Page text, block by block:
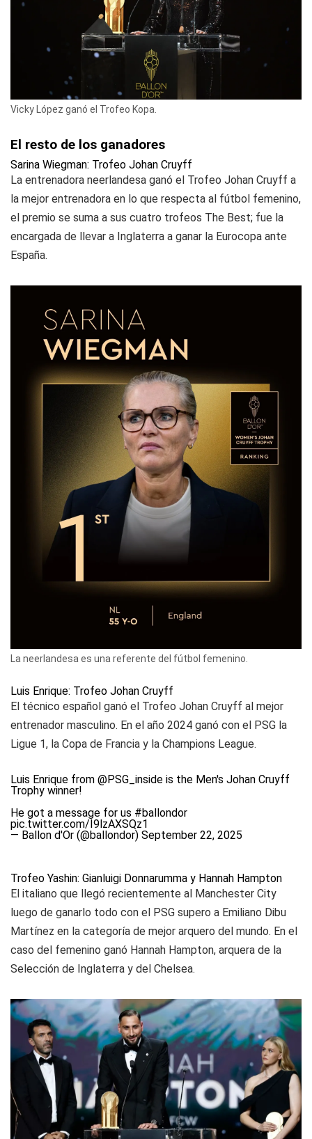
Vicky López ganó el Trofeo Kopa.
El resto de los ganadores
Sarina Wiegman: Trofeo Johan Cruyff
La entrenadora neerlandesa ganó el Trofeo Johan Cruyff a
la mejor entrenadora en lo que respecta al fútbol femenino,
el premio se suma a sus cuatro trofeos The Best; fue la
encargada de llevar a Inglaterra a ganar la Eurocopa ante
España.
La neerlandesa es una referente del fútbol femenino.
Luis Enrique: Trofeo Johan Cruyff
El técnico español ganó el Trofeo Johan Cruyff al mejor
entrenador masculino. En el año 2024 ganó con el PSG la
Ligue 1, la Copa de Francia y la Champions League.
Luis Enrique from @PSG_inside is the Men's Johan Cruyff
Trophy winner!
He got a message for us #ballondor
pic.twitter.com/I9lzAXSQz1
— Ballon d'Or (@ballondor) September 22, 2025
Trofeo Yashin: Gianluigi Donnarumma y Hannah Hampton
El italiano que llegó recientemente al Manchester City
luego de ganarlo todo con el PSG supero a Emiliano Dibu
Martínez en la categoría de mejor arquero del mundo. En el
caso del femenino ganó Hannah Hampton, arquera de la
Selección de Inglaterra y del Chelsea.